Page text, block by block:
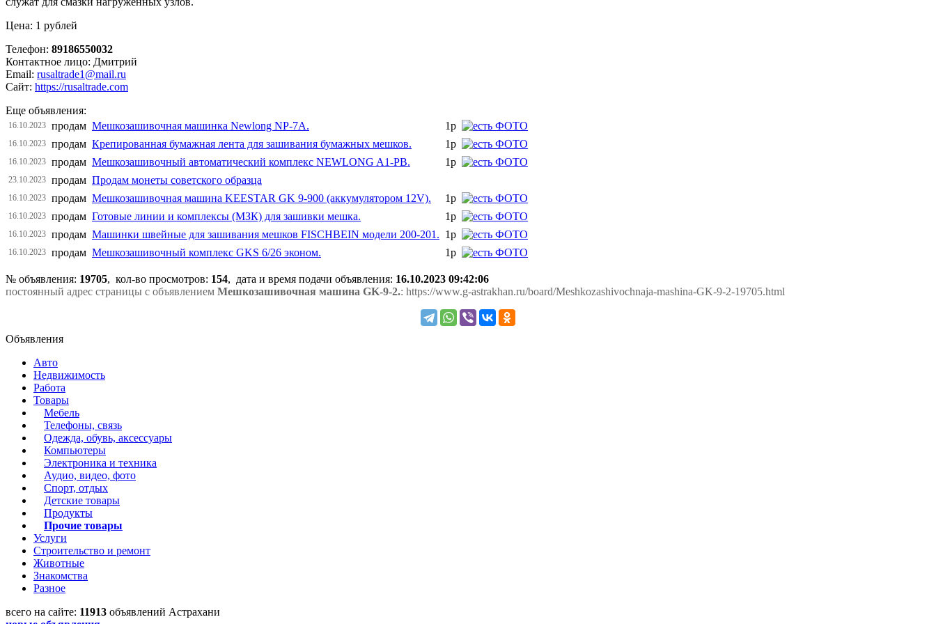
Цена: 1 рублей
Телефон: 89186550032
Контактное лицо: Дмитрий
Email: rusaltrade1@mail.ru
Сайт: https://rusaltrade.com
Еще объявления:
16.10.2023 продам Мешкозашивочная машинка Newlong NP-7A. 1р
16.10.2023 продам Крепированная бумажная лента для зашивания бумажных мешков. 1р
16.10.2023 продам Мешкозашивочный автоматический комплекс NEWLONG A1-PВ. 1р
23.10.2023 продам Продам монеты советского образца
16.10.2023 продам Мешкозашивочная машина KEESTAR GK 9-900 (аккумулятором 12V). 1р
16.10.2023 продам Готовые линии и комплексы (МЗК) для зашивки мешка. 1р
16.10.2023 продам Машинки швейные для зашивания мешков FISCHBEIN модели 200-201. 1р
16.10.2023 продам Мешкозашивочный комплекс GKS 6/26 эконом. 1р
№ объявления: 19705, кол-во просмотров: 154, дата и время подачи объявления: 16.10.2023 09:42:06
постоянный адрес страницы с объявлением Мешкозашивочная машина GK-9-2.: https://www.g-astrakhan.ru/board/Meshkozashivochnaja-mashina-GK-9-2-19705.html
Объявления
Авто
Недвижимость
Работа
Товары
Мебель
Телефоны, связь
Одежда, обувь, аксессуары
Компьютеры
Электроника и техника
Аудио, видео, фото
Спорт, отдых
Детские товары
Продукты
Прочие товары
Услуги
Строительство и ремонт
Животные
Знакомства
Разное
всего на сайте: 11913 объявлений Астрахани